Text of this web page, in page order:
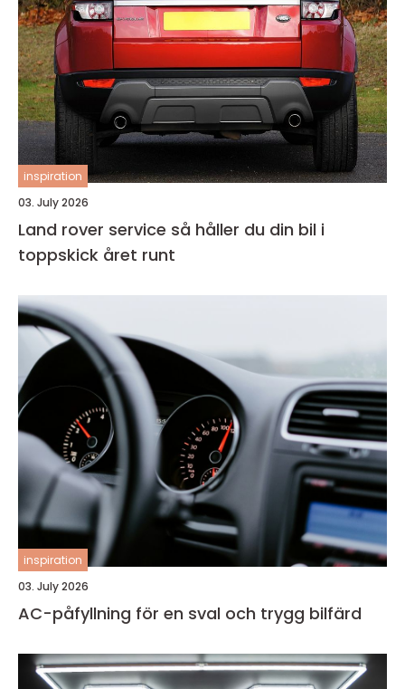
inspiration
03. July 2026
Land rover service så håller du din bil i
toppskick året runt
inspiration
03. July 2026
AC-påfyllning för en sval och trygg bilfärd